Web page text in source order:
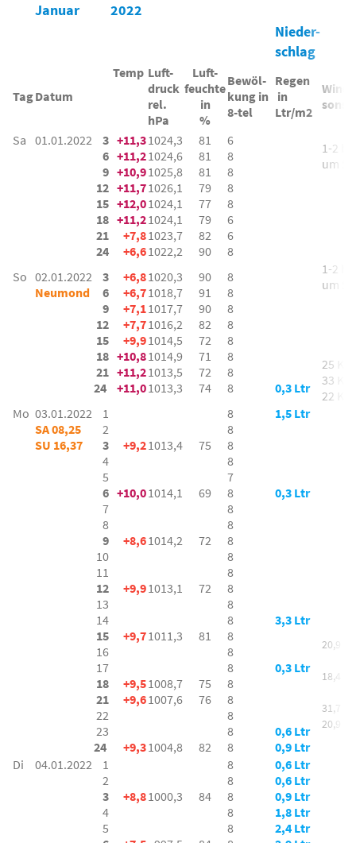
Januar
2022
Nieder-
schlag
TagDatum
Temp Luft-
druck
rel.
hPa
Luft-
feuchte
in
%
Bewöl-
kung in
8-tel
Regen
in
Ltr/m2
Wind
Sa 01.01.2022
3
6
9
12
15
18
21
24
+11,3
+11,2
+10,9
+11,7
+12,0
+11,2
+7,8
+6,6
1024,3
1024,6
1025,8
1026,1
1024,1
1024,1
1023,7
1022,2
81
81
81
79
77
79
82
90
6
8
8
8
8
6
6
8
1-2 bft
um S
So 02.01.2022
Neumond
3
6
9
12
15
18
21
24
+6,8
+6,7
+7,1
+7,7
+9,9
+10,8
+11,2
+11,0
1020,3
1018,7
1017,7
1016,2
1014,5
1014,9
1013,5
1013,3
90
91
90
82
72
71
72
74
8
8
8
8
8
8
8
8
0,3 Ltr
1-2 bft
um S
25
33
22
Mo 03.01.2022
SA 08,25
SU 16,37
1
2
3
4
5
6
7
8
9
10
11
12
13
14
15
16
17
18
21
22
23
24
+9,2
+10,0
+8,6
+9,9
+9,7
+9,5
+9,6
+9,3
1013,4
1014,1
1014,2
1013,1
1011,3
1008,7
1007,6
1004,8
75
69
72
72
81
75
76
82
8
8
8
8
7
8
8
8
8
8
8
8
8
8
8
8
8
8
8
8
8
8
1,5 Ltr
0,3 Ltr
3,3 Ltr
0,3 Ltr
0,6 Ltr
0,9 Ltr
20,9
18,4
31,7
20,9
Di 04.01.2022
1
2
3
4
5
+8,81000,3 84
8
8
8
8
8
0,6 Ltr
0,6 Ltr
0,9 Ltr
1,8 Ltr
2,4 Ltr